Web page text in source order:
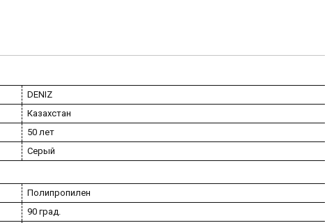
DENIZ
Казахстан
50 лет
Серый
Полипропилен
90 град.